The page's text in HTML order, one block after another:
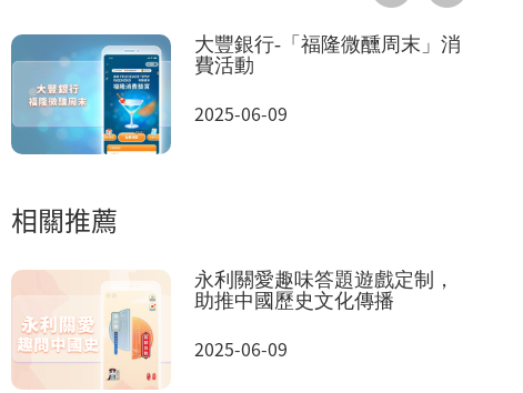
大豐銀行-「福隆微醺周末」消
費活動
2025-06-09
相關推薦
永利關愛趣味答題遊戲定制，
助推中國歷史文化傳播
2025-06-09